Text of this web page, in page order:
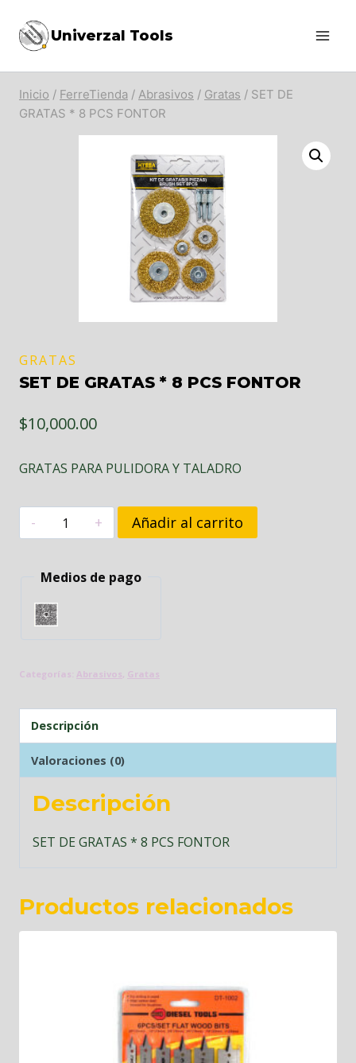
Univerzal Tools
Inicio / FerreTienda / Abrasivos / Gratas / SET DE
GRATAS * 8 PCS FONTOR
GRATAS
SET DE GRATAS * 8 PCS FONTOR
$10,000.00
GRATAS PARA PULIDORA Y TALADRO
SET
DE
GRATAS
8
FONTOR
Añadir al carrito
Medios de pago
Categorías: Abrasivos, Gratas
Descripción
Valoraciones (0)
Descripción
SET DE GRATAS * 8 PCS FONTOR
Productos relacionados